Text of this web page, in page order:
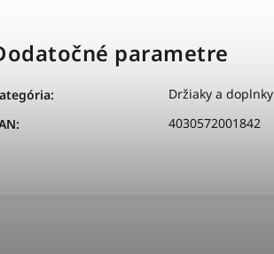
parametre
:
Držiaky a doplnky
: 4030572001842